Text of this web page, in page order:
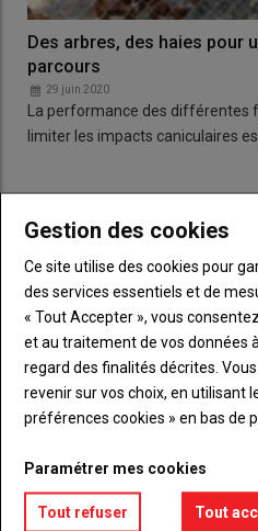
Des arbres, des haies pour
parcours
29 juin 2020
La performance des
limiter les impacts caniculaires
LES PLUS LUS
L'élite du
Bienvenue à la
Colmont est
faut venir les
Gestion des cookies
Ce site utilise des cookies pour
des services essentiels et de
« Tout Accepter », vous
et au traitement de vos données
regard des finalités décrites.
revenir sur vos choix, en utilisant
préférences cookies » en bas de
Paramétrer mes cookies
Tout refuser Tout